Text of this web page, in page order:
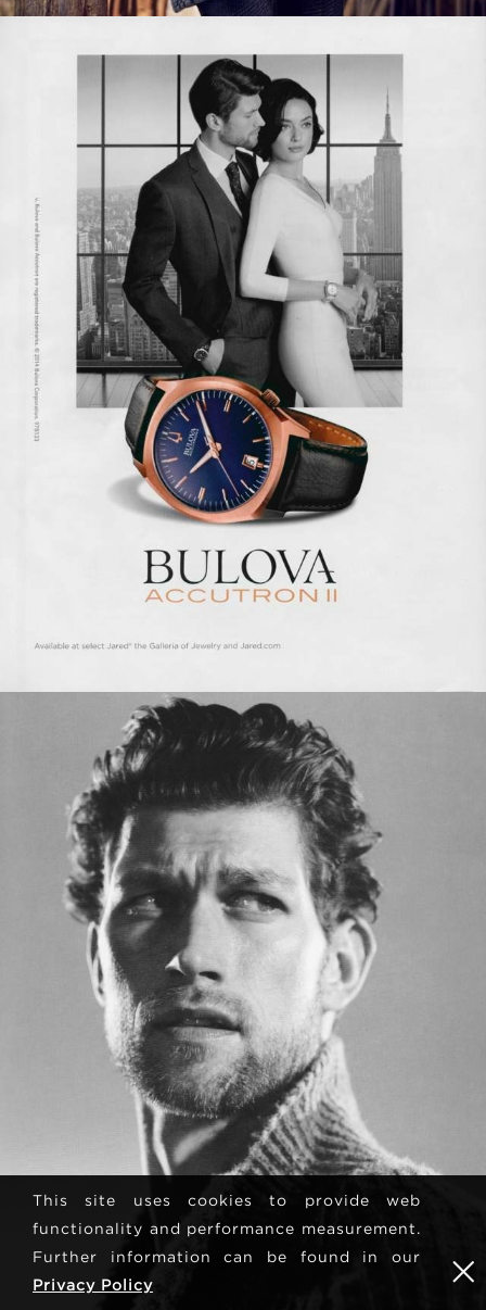
This site uses cookies to provide web
functionality and performance measurement.
Further information can be found in our
Privacy Policy